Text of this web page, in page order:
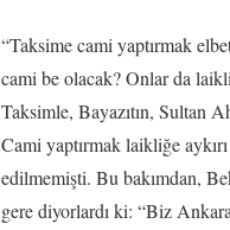
“Taksime cami yaptırmak
cami be olacak? Onlar da
Taksimle, Bayazıtın, Sultan
Cami yaptırmak laikliğe
edilmemişti. Bu bakımdan,
gere diyorlardı ki: “Biz